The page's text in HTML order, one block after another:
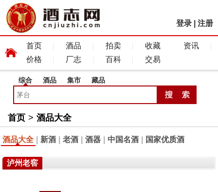
登录 注册
首页 酒品 拍卖 收藏
资讯
价格
厂志 百科 交易
综合 酒品 集市 藏品
首页 > 酒品大全
酒品大全 新酒 老酒 酒器 中国名酒 国家优质酒
泸州老窖